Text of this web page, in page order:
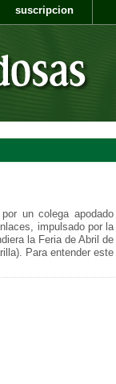
suscripcion
un colega apodado
impulsado por la
la Feria de Abril de
Para entender este